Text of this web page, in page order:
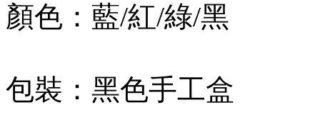
顏色：藍/紅/綠/黑
包裝：黑色手工盒